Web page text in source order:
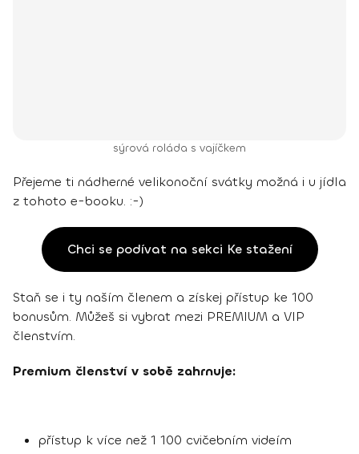
sýrová roláda s vajíčkem
Přejeme ti nádherné velikonoční svátky možná i u jídla
z tohoto e-booku. :-)
Chci se podívat na sekci Ke stažení
Staň se i ty naším členem a získej přístup ke 100
bonusům. Můžeš si vybrat mezi PREMIUM a VIP
členstvím.
Premium členství v sobě zahrnuje:
přístup k více než 1 100 cvičebním videím